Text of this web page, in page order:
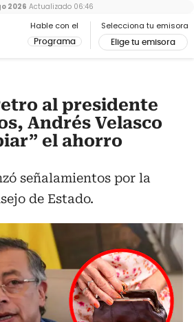
Hable con el
Programa
Selecciona tu emisora
Elige tu emisora
2026 Actualizado 06:46
al presidente
Andrés Velasco
el ahorro
señalamientos por la
de Estado.